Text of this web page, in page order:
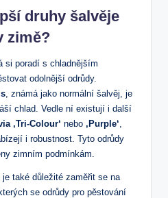
druhy šalvěje
zimě?
si poradí s ‍chladnějším
​odolnější​ odrůdy.
, známá jako normální šalvěj, je
chlad. Vedle ní existují i další
‚Tri-Colour‘ nebo ‚Purple‘
i ⁣robustnost. Tyto odrůdy
zimním​ podmínkám.
také ‍důležité​ zaměřit se na
‍se odrůdy pro pěstování